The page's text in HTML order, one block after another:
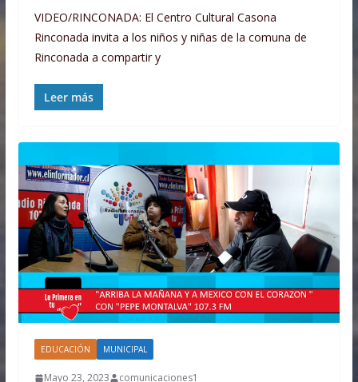
VIDEO/RINCONADA: El Centro Cultural Casona
Rinconada invita a los niños y niñas de la comuna de
Rinconada a compartir y
Leer más
EDUCACIÓN MUNICIPAL
Mayo 23, 2023 comunicaciones1